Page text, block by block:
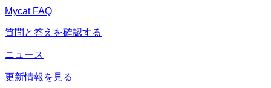
Mycat FAQ
質問と答えを確認する
ニュース
更新情報を見る